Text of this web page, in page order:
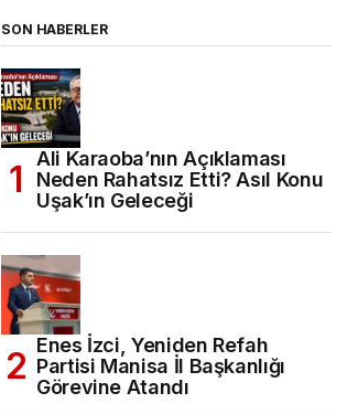
SON HABERLER
Ali Karaoba’nın Açıklaması
Neden Rahatsız Etti? Asıl Konu
Uşak’ın Geleceği
Enes İzci, Yeniden Refah
Partisi Manisa İl Başkanlığı
Görevine Atandı